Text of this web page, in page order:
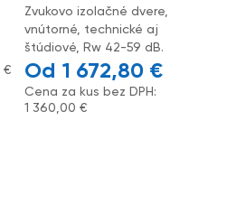
€
Zvukovo izolačné dvere,
vnútorné, technické aj
štúdiové, Rw 42-59 dB.
1 672,80 €
Cena za kus bez DPH:
1 360,00 €